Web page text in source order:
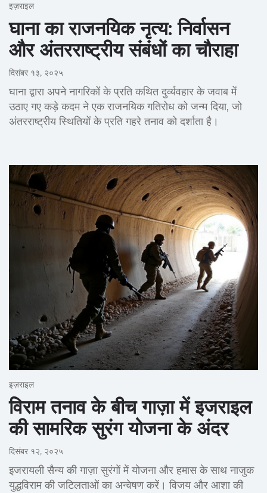
इज़राइल
घाना का राजनयिक नृत्य: निर्वासन
और अंतरराष्ट्रीय संबंधों का चौराहा
दिसंबर १३, २०२५
घाना द्वारा अपने नागरिकों के प्रति कथित दुर्व्यवहार के जवाब में
उठाए गए कड़े कदम ने एक राजनयिक गतिरोध को जन्म दिया, जो
अंतरराष्ट्रीय स्थितियों के प्रति गहरे तनाव को दर्शाता है।
इज़राइल
विराम तनाव के बीच गाज़ा में इजराइल
की सामरिक सुरंग योजना के अंदर
दिसंबर १२, २०२५
इजरायली सैन्य की गाज़ा सुरंगों में योजना और हमास के साथ नाजुक
युद्धविराम की जटिलताओं का अन्वेषण करें। विजय और आशा की